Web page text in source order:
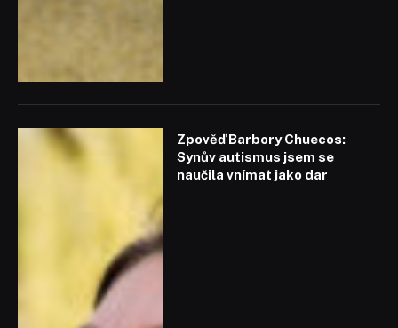
Zpověď Barbory Chuecos:
Synův autismus jsem se
naučila vnímat jako dar